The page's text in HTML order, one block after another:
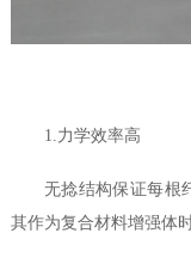
1.力学效率高
无捻结构保证每根
其作为复合材料增强体